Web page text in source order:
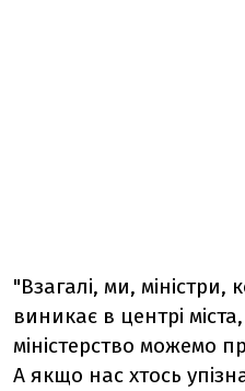
"Взагалі, ми, міністри,
виникає в центрі
міністерство можемо
А якщо нас хтось